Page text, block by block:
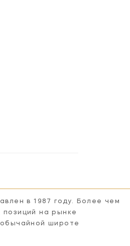
в 1987 году. Более чем
на рынке
широте